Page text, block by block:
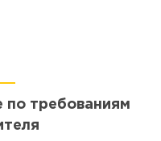
по требованиям